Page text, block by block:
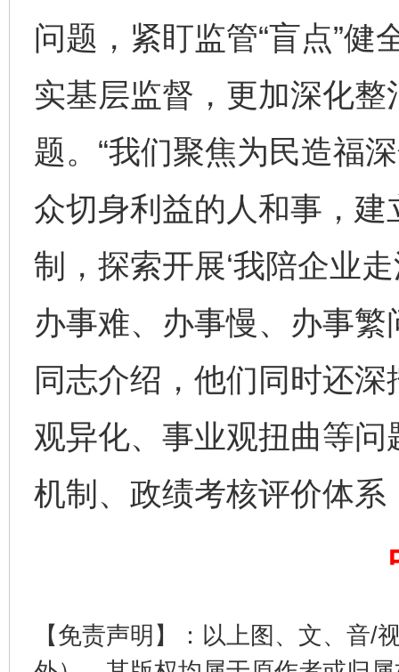
问题，紧盯监管“盲点”健
实基层监督，更加深化
题。“我们聚焦为民造福
众切身利益的人和事，建
制，探索开展‘我陪企业
办事难、办事慢、办事
同志介绍，他们同时还
观异化、事业观扭曲等
机制、政绩考核评价体
【免责声明】：以上图、文、音/
揭开“小金库”的免责幌子